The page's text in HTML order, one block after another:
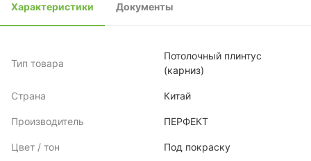
Характеристики Документы
Тип товара
Потолочный плинтус
(карниз)
Страна Китай
Производитель ПЕРФЕКТ
Цвет / тон Под покраску